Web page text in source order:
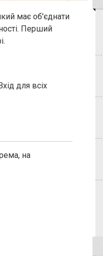
має об'єднати
Перший
для всіх
на